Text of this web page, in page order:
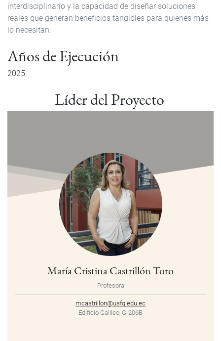
interdisciplinario y la capacidad de diseñar soluciones
reales que generan beneficios tangibles para quienes más
lo necesitan.
Años de Ejecución
2025
Líder del Proyecto
María Cristina Castrillón Toro
Profesora
mcastrillon@usfq.edu.ec
Edificio Galileo, G-206B